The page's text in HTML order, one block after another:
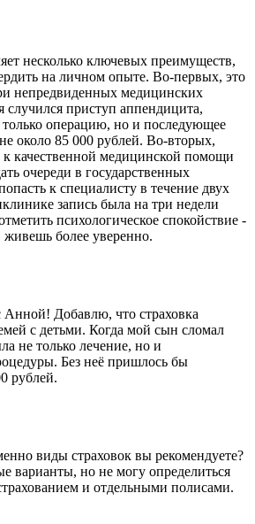
несколько ключевых преимуществ,
на личном опыте. Во-первых, это
непредвиденных медицинских
случился приступ аппендицита,
только операцию, но и последующее
около 85 000 рублей. Во-вторых,
к качественной медицинской помощи
очереди в государственных
к специалисту в течение двух
запись была на три недели
психологическое спокойствие -
более уверенно.
Анной! Добавлю, что страховка
с детьми. Когда мой сын сломал
не только лечение, но и
Без неё пришлось бы
рублей.
виды страховок вы рекомендуете?
варианты, но не могу определиться
и отдельными полисами.